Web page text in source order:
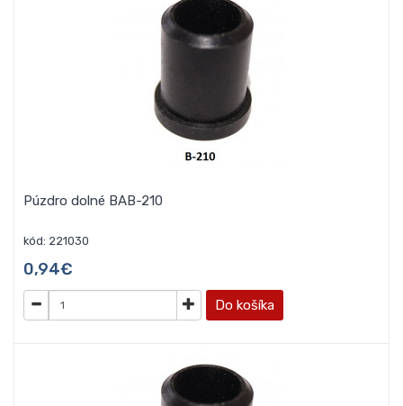
Púzdro dolné BAB-210
kód: 221030
0,94€
Do košíka